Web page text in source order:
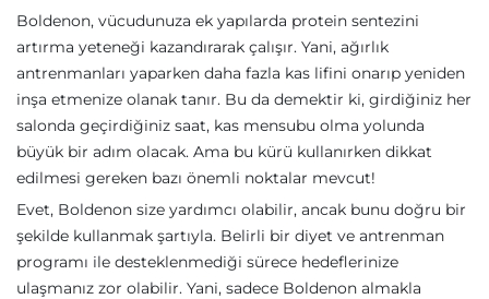
Boldenon, vücudunuza ek yapılarda protein sentezini
artırma yeteneği kazandırarak çalışır. Yani, ağırlık
antrenmanları yaparken daha fazla kas lifini onarıp yeniden
inşa etmenize olanak tanır. Bu da demektir ki, girdiğiniz her
salonda geçirdiğiniz saat, kas mensubu olma yolunda
büyük bir adım olacak. Ama bu kürü kullanırken dikkat
edilmesi gereken bazı önemli noktalar mevcut!
Evet, Boldenon size yardımcı olabilir, ancak bunu doğru bir
şekilde kullanmak şartıyla. Belirli bir diyet ve antrenman
programı ile desteklenmediği sürece hedeflerinize
ulaşmanız zor olabilir. Yani, sadece Boldenon almakla